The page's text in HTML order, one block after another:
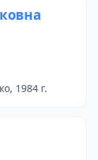
1984 г.